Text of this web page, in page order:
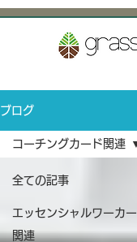
ブログ
全ての記事
エッセンシャルワーカー
関連
コーチングカード関連